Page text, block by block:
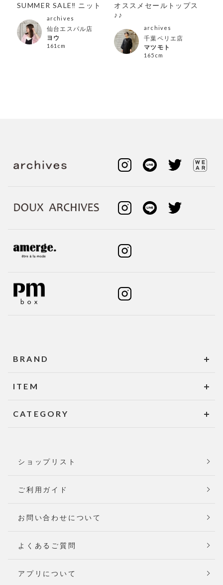
SUMMER SALE‼︎ ニット
archives
仙台エスパル店
ヨウ
161cm
オススメセールトップス
♪♪
archives
千葉ペリエ店
マツモト
165cm
BRAND
ITEM
CATEGORY
ショップリスト
ご利用ガイド
お問い合わせについて
よくあるご質問
アプリについて